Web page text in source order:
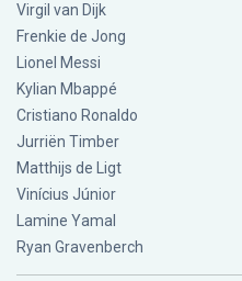
Virgil van Dijk
Frenkie de Jong
Lionel Messi
Kylian Mbappé
Cristiano Ronaldo
Jurriën Timber
Matthijs de Ligt
Vinícius Júnior
Lamine Yamal
Ryan Gravenberch